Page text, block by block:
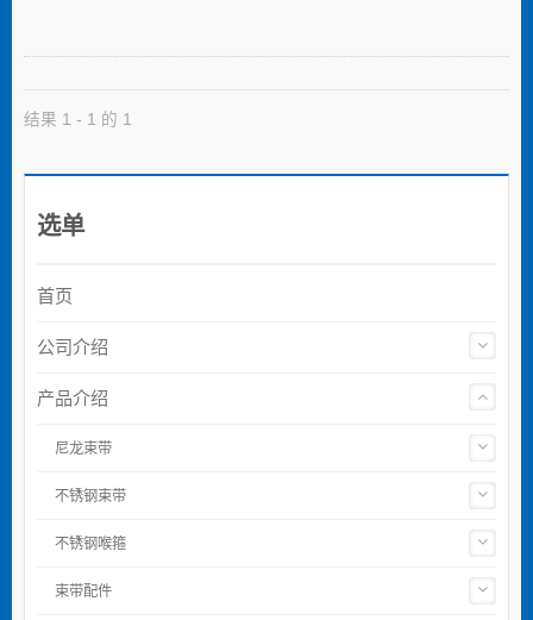
结果 1 - 1 的 1
选单
首页
公司介绍
产品介绍
尼龙束带
不锈钢束带
不锈钢喉箍
束带配件